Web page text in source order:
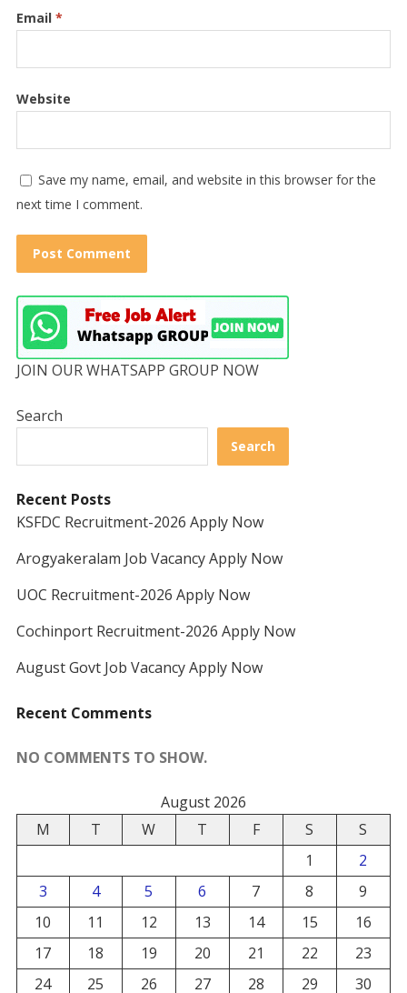
Email *
Website
Save my name, email, and website in this browser for the
next time I comment.
JOIN OUR WHATSAPP GROUP NOW
Search
Search
Recent Posts
KSFDC Recruitment-2026 Apply Now
Arogyakeralam Job Vacancy Apply Now
UOC Recruitment-2026 Apply Now
Cochinport Recruitment-2026 Apply Now
August Govt Job Vacancy Apply Now
Recent Comments
NO COMMENTS TO SHOW.
August 2026
M
T W T F S
S
1
2
3
4 5 6 7 8
9
10
11 12 13 14 15
16
17
18 19 20 21 22
23
24
25 26 27 28 29 30